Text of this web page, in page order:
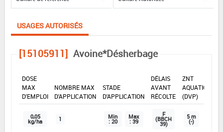
USAGES AUTORISÉS
[15105911] Avoine*Désherbage
DOSE
MAX
D'EMPLOI
NOMBRE MAX
D'APPLICATION
STADE
D'APPLICATION
DÉLAIS
AVANT
RÉCOLTE
ZNT
AQUATIQUE
(DVP)
0,05
kg/ha 1 Min
: 20
Max
: 39
F
(BBCH
39)
5 m
(-)